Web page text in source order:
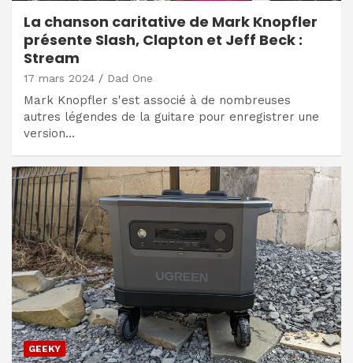
La chanson caritative de Mark Knopfler
présente Slash, Clapton et Jeff Beck :
Stream
17 mars 2024 Dad One
Mark Knopfler s'est associé à de nombreuses
autres légendes de la guitare pour enregistrer une
version…
GEEKY